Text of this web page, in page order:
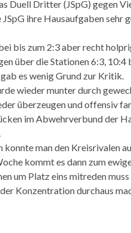
Duell Dritter (JSpG) gegen
ihre Hausaufgaben sehr
bis zum 2:3 aber recht
über die Stationen 6:3,
es wenig Grund zur Kritik.
wieder munter durch
überzeugen und offensiv
im Abwehrverbund der
konnte man den Kreisrivalen
kommt es dann zum
um Platz eins mitreden
Konzentration durchaus